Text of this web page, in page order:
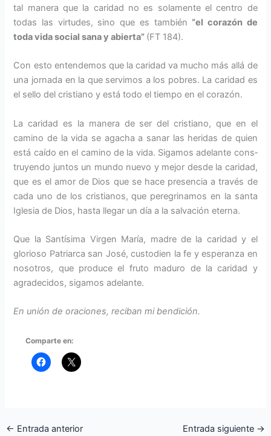
tal manera que la caridad no es solamente el centro de
todas las virtudes, sino que es también “el corazón de
toda vida social sana y abierta” (FT 184).
Con esto entendemos que la caridad va mucho más allá de
una jornada en la que servimos a los pobres. La caridad es
el sello del cristiano y está todo el tiempo en el corazón.
La caridad es la manera de ser del cristiano, que en el
camino de la vida se agacha a sanar las heridas de quien
está caído en el camino de la vida. Sigamos adelante cons­
truyendo juntos un mundo nuevo y mejor desde la caridad,
que es el amor de Dios que se hace presencia a través de
cada uno de los cristia­nos, que peregrinamos en la santa
Iglesia de Dios, hasta llegar un día a la salvación eterna.
Que la Santísima Virgen María, madre de la caridad y el
glorioso Patriarca san José, custodien la fe y esperanza en
nosotros, que produ­ce el fruto maduro de la caridad y
agradecidos, sigamos adelante.
En unión de oraciones, reciban mi bendición.
Comparte en:
← Entrada anterior Entrada siguiente →